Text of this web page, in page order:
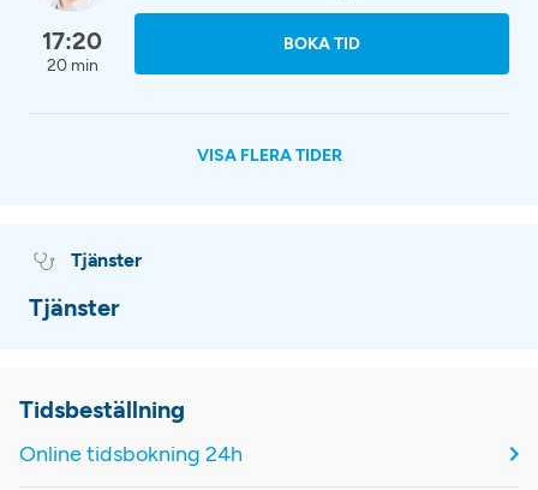
17:20
20 min
BOKA TID
VISA FLERA TIDER
Tjänster
Tjänster
Tidsbeställning
Online tidsbokning 24h